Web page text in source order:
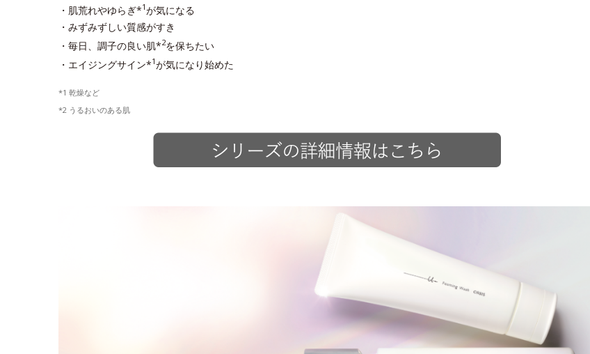
・肌荒れやゆらぎ*1が気になる
・みずみずしい質感がすき
・毎日、調子の良い肌*2を保ちたい
・エイジングサイン*1が気になり始めた
*1 乾燥など
*2 うるおいのある肌